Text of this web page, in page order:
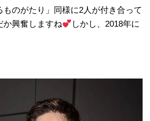
ものがたり」同様に2人が付き合って
か興奮しますね
しかし、2018年に